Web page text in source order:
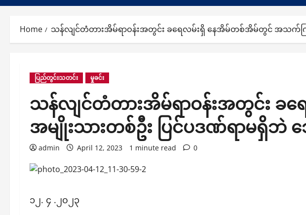
Home သန်လျင်တံတားအိမ်ရာဝန်းအတွင်း ခရေလမ်းရှိ နေအိမ်တစ်အိမ်တွင် အသက်ကြီ
ပြည်တွင်းသတင်း မှုခင်း
သန်လျင်တံတားအိမ်ရာဝန်းအတွင်း ခ
အမျိုးသားတစ်ဦး ပြင်ပဒဏ်ရာမရှိဘဲ
admin April 12, 2023 1 minute read 0
၁၂. ၄ .၂၀၂၃